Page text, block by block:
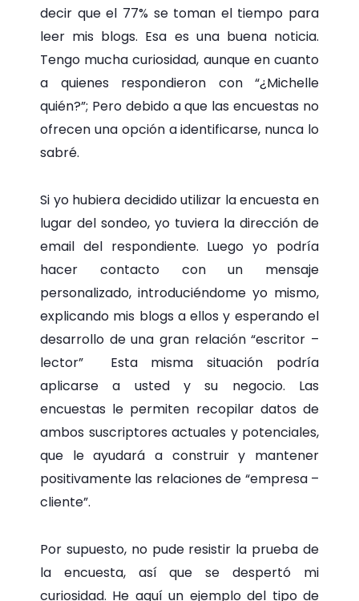
decir que el 77% se toman el tiempo para
leer mis blogs. Esa es una buena noticia.
Tengo mucha curiosidad, aunque en cuanto
a quienes respondieron con “¿Michelle
quién?”; Pero debido a que las encuestas no
ofrecen una opción a identificarse, nunca lo
sabré.
Si yo hubiera decidido utilizar la encuesta en
lugar del sondeo, yo tuviera la dirección de
email del respondiente. Luego yo podría
hacer contacto con un mensaje
personalizado, introduciéndome yo mismo,
explicando mis blogs a ellos y esperando el
desarrollo de una gran relación “escritor –
lector” Esta misma situación podría
aplicarse a usted y su negocio. Las
encuestas le permiten recopilar datos de
ambos suscriptores actuales y potenciales,
que le ayudará a construir y mantener
positivamente las relaciones de “empresa –
cliente”.
Por supuesto, no pude resistir la prueba de
la encuesta, así que se despertó mi
curiosidad. He aquí un ejemplo del tipo de